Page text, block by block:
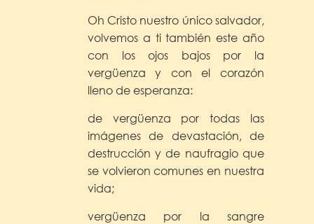
Oh Cristo nuestro único salvador,
volvemos a ti también este año
con los ojos bajos por la
vergüenza y con el corazón
lleno de esperanza:
de vergüenza por todas las
imágenes de devastación, de
destrucción y de naufragio que
se volvieron comunes en nuestra
vida;
vergüenza por la sangre